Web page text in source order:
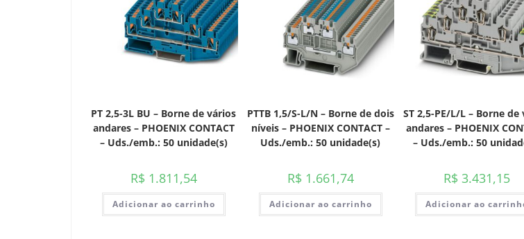
PT 2,5-3L BU – Borne de vários
andares – PHOENIX CONTACT
– Uds./emb.: 50 unidade(s)
R$ 1.811,54
Adicionar ao carrinho
PTTB 1,5/S-L/N – Borne de dois
níveis – PHOENIX CONTACT –
Uds./emb.: 50 unidade(s)
R$ 1.661,74
Adicionar ao carrinho
ST 2,5-PE/L/L – Borne de
andares – PHOENIX
– Uds./emb.: 50
R$ 3.431,15
Adicionar ao